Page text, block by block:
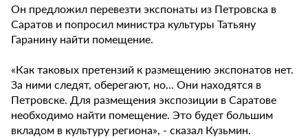
Он предложил перевезти экспонаты из Петровска в
Саратов и попросил министра культуры Татьяну
Гаранину найти помещение.
«Как таковых претензий к размещению экспонатов нет.
За ними следят, оберегают, но... Они находятся в
Петровске. Для размещения экспозиции в Саратове
необходимо найти помещение. Это будет большим
вкладом в культуру региона», - сказал Кузьмин.